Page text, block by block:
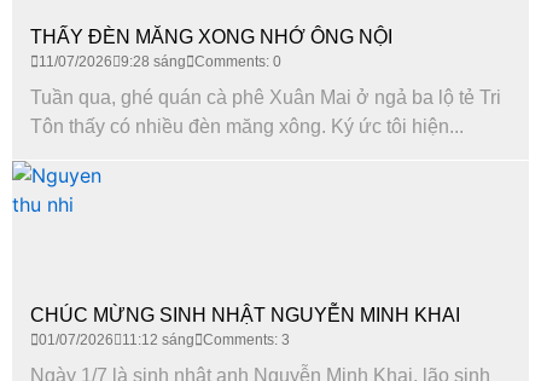
THẤY ĐÈN MĂNG XONG NHỚ ÔNG NỘI
11/07/2026 9:28 sáng Comments: 0
Tuần qua, ghé quán cà phê Xuân Mai ở ngả ba lộ tẻ Tri
Tôn thấy có nhiều đèn măng xông. Ký ức tôi hiện...
CHÚC MỪNG SINH NHẬT NGUYỄN MINH KHAI
01/07/2026 11:12 sáng Comments: 3
Ngày 1/7 là sinh nhật anh Nguyễn Minh Khai, lão sinh